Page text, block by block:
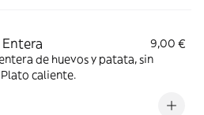
9,00 €
de huevos y patata, sin
caliente.